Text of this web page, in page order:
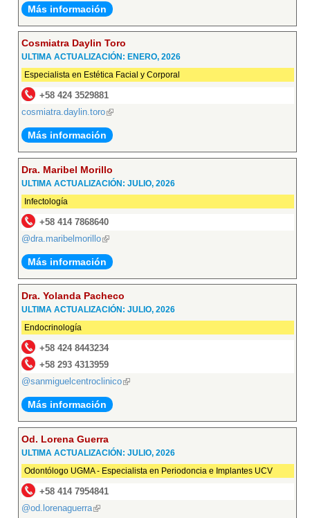
is
external)
Más información
Cosmiatra Daylin Toro
ULTIMA ACTUALIZACIÓN: ENERO, 2026
Especialista en Estética Facial y Corporal
+58 424 3529881
cosmiatra.daylin.toro(link
is
external)
Más información
Dra. Maribel Morillo
ULTIMA ACTUALIZACIÓN: JULIO, 2026
Infectología
+58 414 7868640
@dra.maribelmorillo(link
is
external)
Más información
Dra. Yolanda Pacheco
ULTIMA ACTUALIZACIÓN: JULIO, 2026
Endocrinología
+58 424 8443234
+58 293 4313959
@sanmiguelcentroclinico(link
Más información
Od. Lorena Guerra
ULTIMA ACTUALIZACIÓN: JULIO, 2026
Odontólogo UGMA - Especialista en Periodoncia e Implantes UCV
+58 414 7954841
@od.lorenaguerra(link